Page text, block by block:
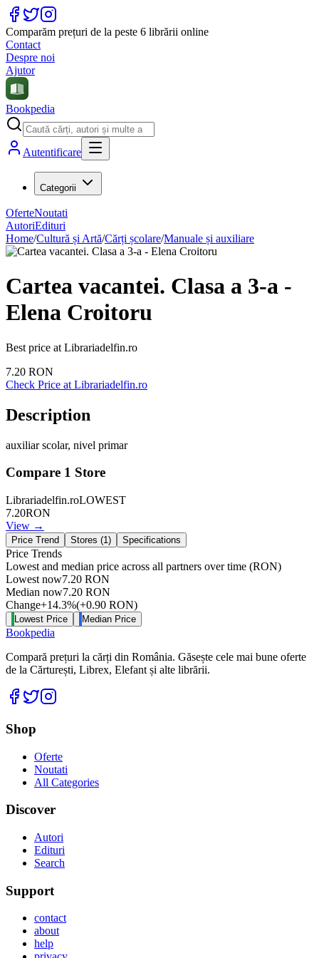
Comparăm prețuri de la peste 6 librării online
Contact
Despre noi
Ajutor
Bookpedia
Autentificare
Categorii
OferteNoutati
AutoriEdituri
Home/Cultură și Artă/Cărți școlare/Manuale și auxiliare
Cartea vacantei. Clasa a 3-a -
Elena Croitoru
Best price at Librariadelfin.ro
7.20 RON
Check Price at Librariadelfin.ro
Description
auxiliar scolar, nivel primar
Compare 1 Store
Librariadelfin.roLOWEST
7.20RON
View →
Price Trend Stores (1) Specifications
Price Trends
Lowest and median price across all partners over time (RON)
Lowest now7.20 RON
Median now7.20 RON
Change+14.3%(+0.90 RON)
Lowest Price Median Price
Bookpedia
Compară prețuri la cărți din România. Găsește cele mai bune oferte
de la Cărturești, Librex, Elefant și alte librării.
Facebook
Twitter
Shop
Oferte
Noutati
All Categories
Discover
Autori
Edituri
Search
Support
contact
about
help